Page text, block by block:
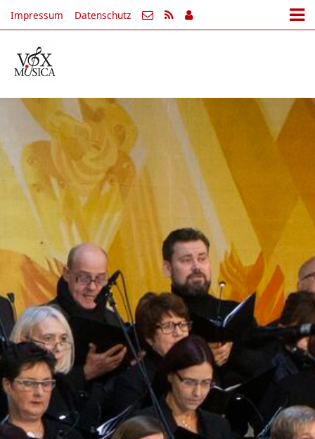
Impressum Datenschutz